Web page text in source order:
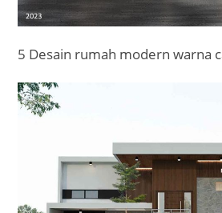
5 Desain rumah modern warna